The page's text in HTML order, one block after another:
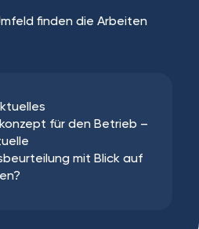
finden die Arbeiten
für den Betrieb –
mit Blick auf